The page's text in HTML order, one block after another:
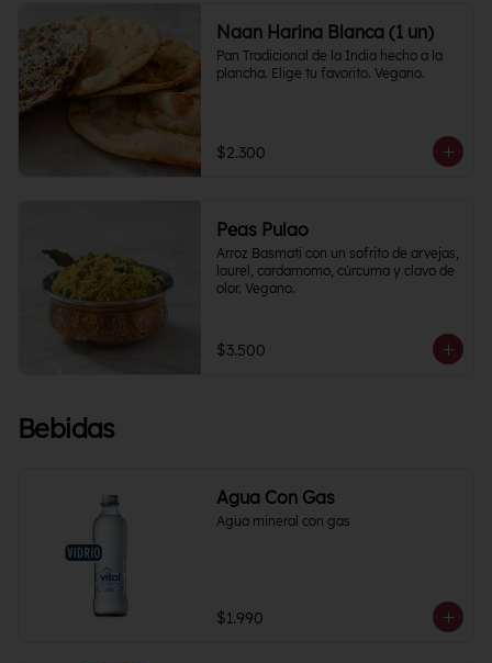
Naan Harina Blanca (1 un)
Pan Tradicional de la India hecho a la
plancha. Elige tu favorito. Vegano.
$2.300
Peas Pulao
Arroz Basmati con un sofrito de arvejas,
laurel, cardamomo, cúrcuma y clavo de
olor. Vegano.
$3.500
Bebidas
Agua Con Gas
Agua mineral con gas
$1.990